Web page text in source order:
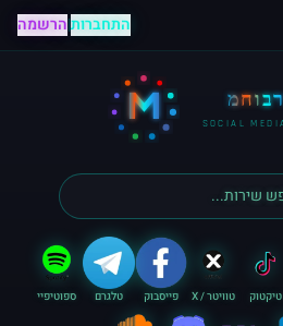
התחברות|הרשמה
M SOCIAL
טיקטוק טוויטר / X פייסבוק טלגרם ספוטיפיי